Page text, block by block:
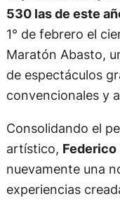
530 las de este
1° de febrero el
Maratón Abasto,
de espectáculos
convencionales y
Consolidando el
artístico, Federico
nuevamente una
experiencias